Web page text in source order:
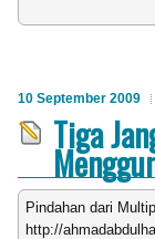
10 September 2009
Tiga
Pindahan dari
http://